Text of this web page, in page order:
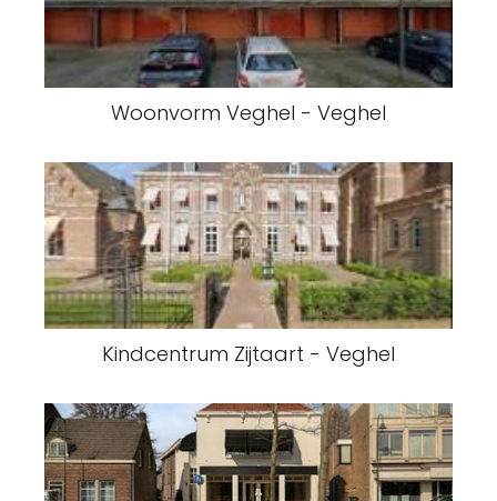
Woonvorm Veghel - Veghel
Kindcentrum Zijtaart - Veghel